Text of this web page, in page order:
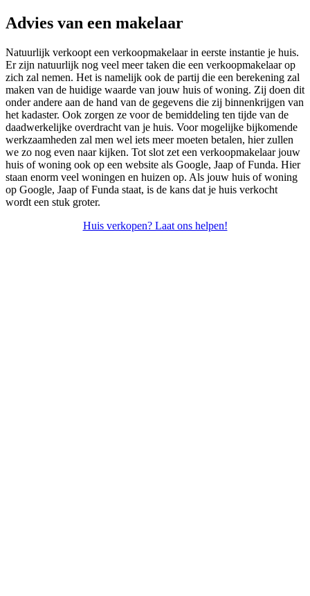
Advies van een makelaar
Natuurlijk verkoopt een verkoopmakelaar in eerste instantie je huis.
Er zijn natuurlijk nog veel meer taken die een verkoopmakelaar op
zich zal nemen. Het is namelijk ook de partij die een berekening zal
maken van de huidige waarde van jouw huis of woning. Zij doen dit
onder andere aan de hand van de gegevens die zij binnenkrijgen van
het kadaster. Ook zorgen ze voor de bemiddeling ten tijde van de
daadwerkelijke overdracht van je huis. Voor mogelijke bijkomende
werkzaamheden zal men wel iets meer moeten betalen, hier zullen
we zo nog even naar kijken. Tot slot zet een verkoopmakelaar jouw
huis of woning ook op een website als Google, Jaap of Funda. Hier
staan enorm veel woningen en huizen op. Als jouw huis of woning
op Google, Jaap of Funda staat, is de kans dat je huis verkocht
wordt een stuk groter.
Huis verkopen? Laat ons helpen!